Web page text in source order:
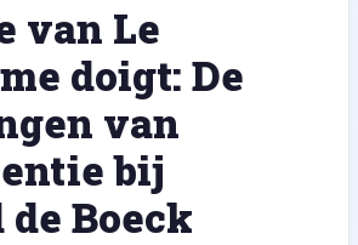
van Le
doigt: De
van
bij
Boeck